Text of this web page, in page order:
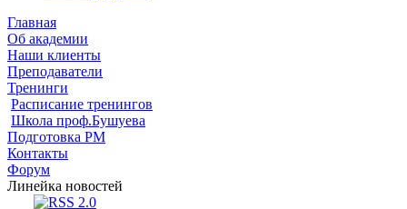
Главная
Об академии
Наши клиенты
Преподаватели
Тренинги
Расписание тренингов
Школа проф.Бушуева
Подготовка PM
Контакты
Форум
Линейка новостей